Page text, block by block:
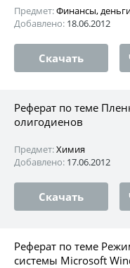
Предмет:Финансы,
Добавлено: 18.06.2012
Скачать
Реферат по теме
олигодиенов
Предмет:Химия
Добавлено: 17.06.2012
Скачать
Реферат по теме
системы Microsoft